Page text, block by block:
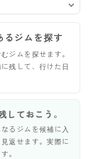
るジムを探す
ジムを探せます。
残して、行けた日
しておこう。
るジムを候補に入
返せます。実際に
。